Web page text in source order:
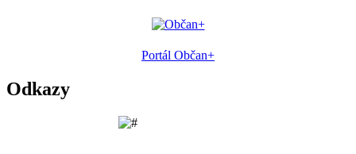
Portál Občan+
Odkazy